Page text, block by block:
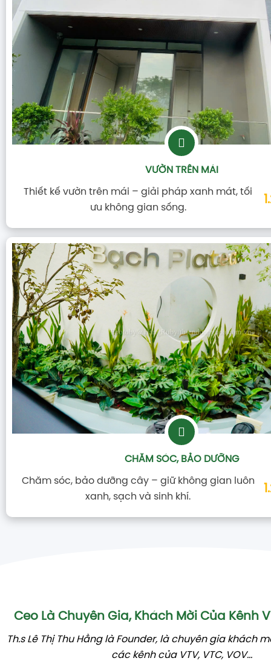
VƯỜN TRÊN MÁI
Thiết kế vườn trên mái – giải pháp xanh mát, tối
ưu không gian sống.
CHĂM SÓC, BẢO DƯỠNG
Chăm sóc, bảo dưỡng cây – giữ không gian luôn
xanh, sạch và sinh khí.
Ceo Là Chuyên Gia, Khách Mời Của Kênh
Th.s Lê Thị Thu Hằng là Founder, là chuyên gia khách
các kênh của VTV, VTC, VOV...